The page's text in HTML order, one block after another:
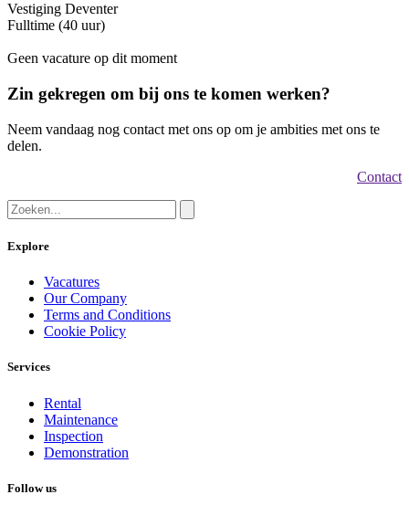
Vestiging Deventer
Fulltime (40 uur)
Geen vacature op dit moment
Zin gekregen om bij ons te komen werken?
Neem vandaag nog contact met ons op om je ambities met ons te
delen.
Contact
Explore
Vacatures
Our Company
Terms and Conditions
Cookie Policy
Services
Rental
Maintenance
Inspection
Demonstration
Follow us